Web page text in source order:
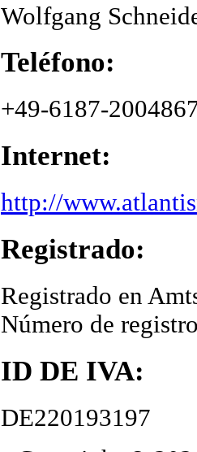
Wolfgang
Teléfono:
+49-6187-
Internet:
http://
Registrado:
Registrado en
Número de
ID DE IVA:
DE220193197